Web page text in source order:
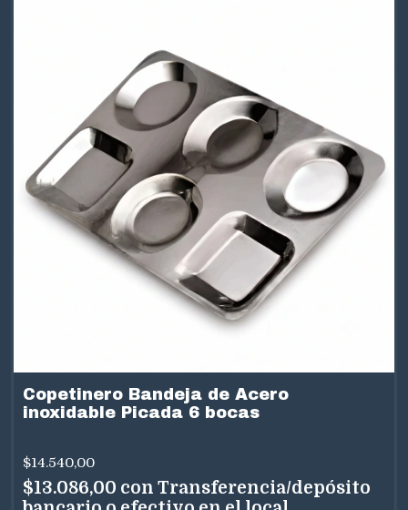
Copetinero Bandeja de Acero
inoxidable Picada 6 bocas
$14.540,00
$13.086,00 con Transferencia/depósito